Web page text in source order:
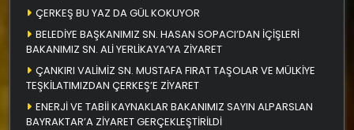
ÇERKEŞ BU YAZ DA GÜL KOKUYOR
BELEDİYE BAŞKANIMIZ SN. HASAN SOPACI’DAN İÇİŞLERİ
BAKANIMIZ SN. ALİ YERLİKAYA’YA ZİYARET
ÇANKIRI VALİMİZ SN. MUSTAFA FIRAT TAŞOLAR VE MÜLKİYE
TEŞKİLATIMIZDAN ÇERKEŞ’E ZİYARET
ENERJİ VE TABİİ KAYNAKLAR BAKANIMIZ SAYIN ALPARSLAN
BAYRAKTAR’A ZİYARET GERÇEKLEŞTİRİLDİ